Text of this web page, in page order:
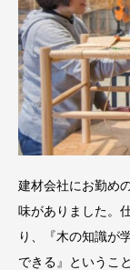
建材会社にお勤め
味がありました。
り、『木の知識が
できる』というこ